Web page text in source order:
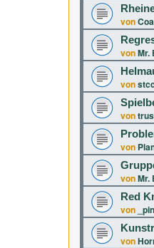
von
vonMr.
von
von
von
vonMr.
Red
von
von